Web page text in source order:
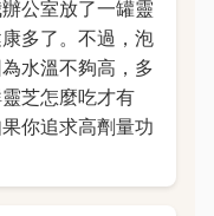
公室放了一罐靈
多了。不過，泡
水溫不夠高，多
芝怎麼吃才有
你追求高劑量功